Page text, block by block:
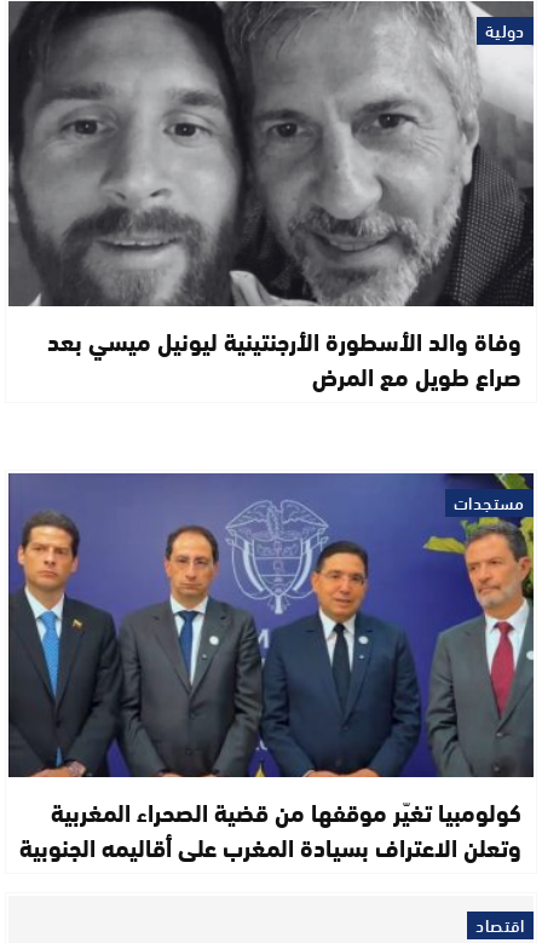
دولية
وفاة والد الأسطورة الأرجنتينية ليونيل ميسي بعد
صراع طويل مع المرض
مستجدات
كولومبيا تغيّر موقفها من قضية الصحراء المغربية
وتعلن الاعتراف بسيادة المغرب على أقاليمه الجنوبية
اقتصاد